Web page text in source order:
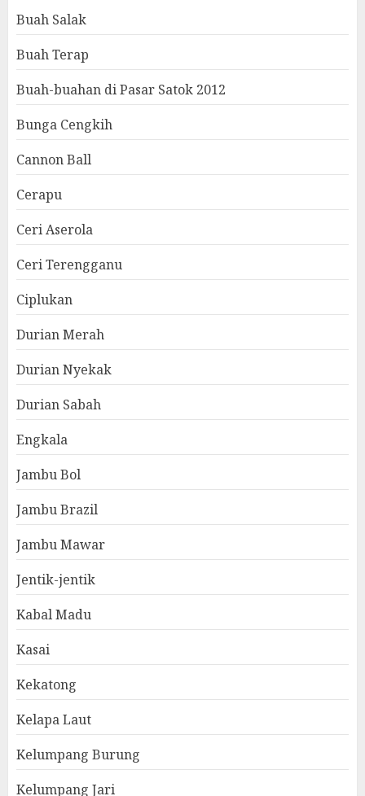
Buah Salak
Buah Terap
Buah-buahan di Pasar Satok 2012
Bunga Cengkih
Cannon Ball
Cerapu
Ceri Aserola
Ceri Terengganu
Ciplukan
Durian Merah
Durian Nyekak
Durian Sabah
Engkala
Jambu Bol
Jambu Brazil
Jambu Mawar
Jentik-jentik
Kabal Madu
Kasai
Kekatong
Kelapa Laut
Kelumpang Burung
Kelumpang Jari